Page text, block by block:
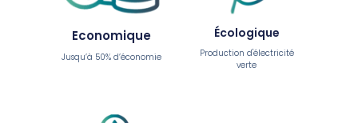
Economique
Jusqu’à 50% d’économie
Écologique
Production d'électricité
verte